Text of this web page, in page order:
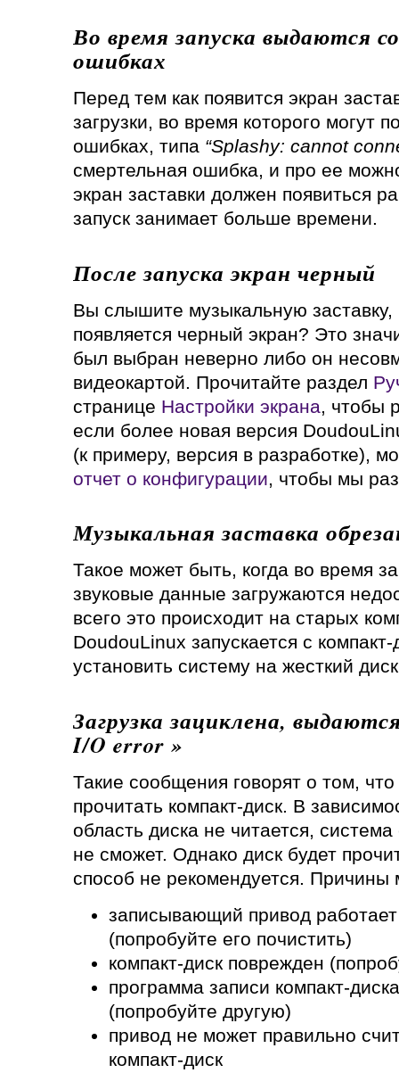
Во время запуска выдаются
ошибках
Перед тем как появится экран
загрузки, во время которого могут
ошибках, типа “Splashy: cannot
смертельная ошибка, и про ее
экран заставки должен появиться
запуск занимает больше времени.
После запуска экран черный
Вы слышите музыкальную заставку,
появляется черный экран? Это
был выбран неверно либо он
видеокартой. Прочитайте раздел
странице Настройки экрана, чтобы
если более новая версия
(к примеру, версия в разработке),
отчет о конфигурации, чтобы мы
Музыкальная заставка
Такое может быть, когда во время
звуковые данные загружаются
всего это происходит на старых
DoudouLinux запускается с
установить систему на жесткий
Загрузка зациклена,
I/O error »
Такие сообщения говорят о том,
прочитать компакт-диск. В
область диска не читается,
не сможет. Однако диск будет
способ не рекомендуется.
записывающий привод
(попробуйте его почистить)
компакт-диск поврежден
программа записи компакт-
(попробуйте другую)
привод не может правильно
компакт-диск